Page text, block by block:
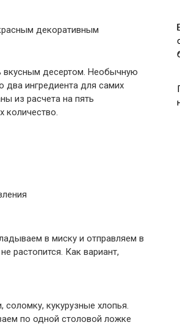
декоративным
вкусным десертом. Необычную
два ингредиента для самих
из расчета на пять
количество.
в миску и отправляем в
растопится. Как вариант,
кукурузные хлопья.
по одной столовой ложке